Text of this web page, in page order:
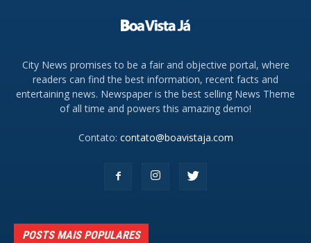
City News promises to be a fair and objective portal, where
readers can find the best information, recent facts and
entertaining news. Newspaper is the best selling News Theme
of all time and powers this amazing demo!
Contato: contato@boavistaja.com
POSTS MAIS POPULARES